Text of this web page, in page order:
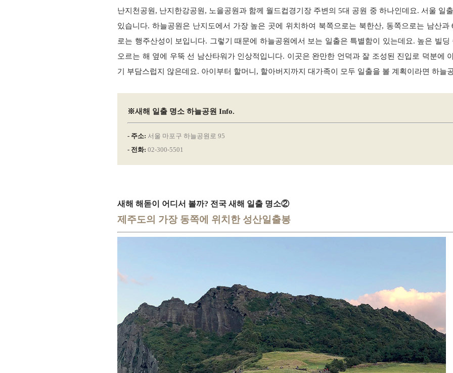
난지천공원, 난지한강공원, 노을공원과 함께 월드컵경기 장 주변의 5대 공원 중 하나인데요. 서울 일
있습니다. 하늘공원은 난지도에서 가장 높은 곳에 위치하여 북쪽으로는 북한산, 동쪽으로는 남산
로는 행주산성이 보입니다. 그렇기 때문에 하늘공원에서 보는 일출은 특별함이 있는데요. 높은 빌
오르는 해 옆에 우뚝 선 남산타워가 인상적입니다. 이곳은 완만한 언덕과 잘 조성된 진입로 덕분에
기 부담스럽지 않은데요. 아이부터 할머니, 할아버지까지 대가족이 모두 일출을 볼 계획이라면 하늘
※새해 일출 명소 하늘공원 Info.
- 주소: 서울 마포구 하늘공원로 95
- 전화: 02-300-5501
새해 해돋이 어디서 볼까? 전국 새해 일출 명소②
제주도의 가장 동쪽에 위치한 성산일출봉